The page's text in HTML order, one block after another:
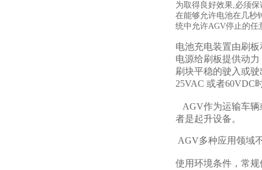
为取得良好效果,必须
在能够允许电池在几秒
统中允许AGV停止的任
电池充电装置由刷
电源给刷板提供动
刷块平稳的驶入或
25VAC 或者60VDC
AGV作为运输车辆
者是起升设备。
AGV多种应用领域
使用环境条件，常